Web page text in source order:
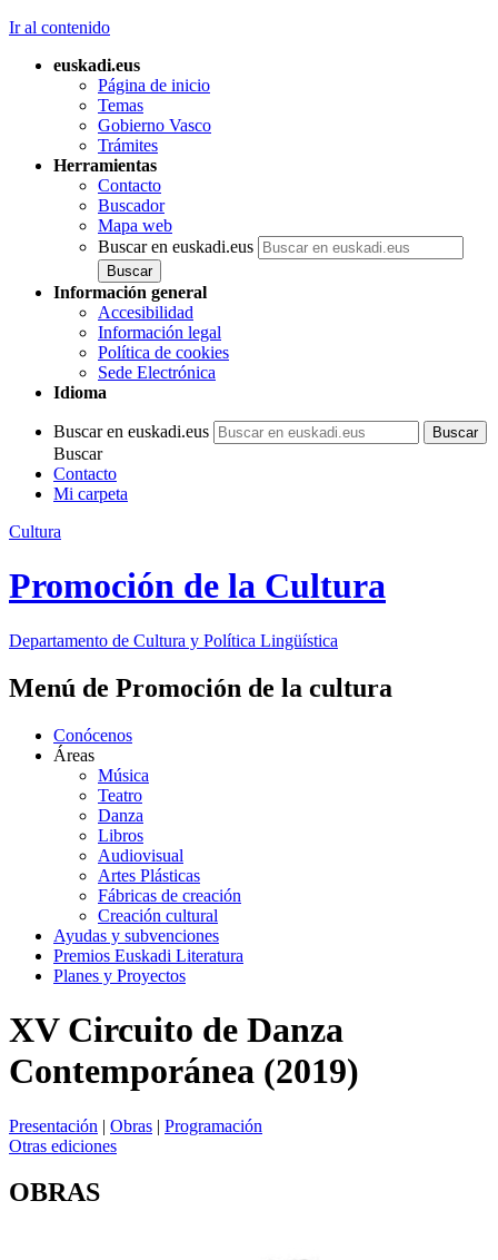
Ir al contenido
euskadi.eus
Página de inicio
Temas
Gobierno Vasco
Trámites
Herramientas
Contacto
Buscador
Mapa web
Buscar en euskadi.eus
Información general
Accesibilidad
Información legal
Política de cookies
Sede Electrónica
Idioma
Buscar en euskadi.eus
Buscar
Contacto
Mi carpeta
Cultura
Promoción de la Cultura
Departamento de Cultura y Política Lingüística
Menú de Promoción de la cultura
Conócenos
Áreas
Música
Teatro
Danza
Libros
Audiovisual
Artes Plásticas
Fábricas de creación
Creación cultural
Ayudas y subvenciones
Premios Euskadi Literatura
Planes y Proyectos
XV Circuito de Danza
Contemporánea (2019)
Presentación | Obras | Programación
Otras ediciones
OBRAS